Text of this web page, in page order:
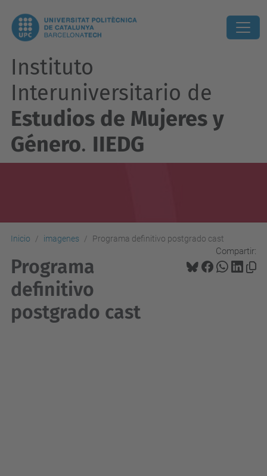
Instituto
Interuniversitario de
Estudios de Mujeres y
Género. IIEDG
Inicio imagenes Programa definitivo postgrado cast
Compartir:
Programa
definitivo
postgrado cast